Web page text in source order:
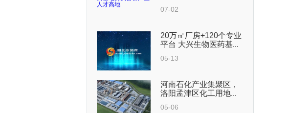
07-02
20万㎡厂房+120个专业
平台 大兴生物医药基...
05-13
河南石化产业集聚区，
洛阳孟津区化工用地...
05-06